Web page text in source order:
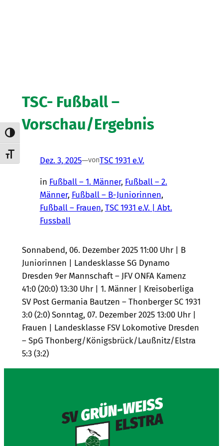
Umschalten auf hohe Kontraste
Schrift vergrößern
TSC- Fußball –
Vorschau/Ergebnis
Dez. 3, 2025—vonTSC 1931 e.V.
in Fußball – 1. Männer, Fußball – 2.
Männer, Fußball – B-Juniorinnen ,
Fußball – Frauen, TSC 1931 e.V. | Abt.
Fussball
Sonnabend, 06. Dezember 2025 11:00 Uhr | B
Juniorinnen | Landesklasse SG Dynamo
Dresden 9er Mannschaft – JFV ONFA Kamenz
41:0 (20:0) 13:30 Uhr | 1. Männer | Kreisoberliga
SV Post Germania Bautzen – Thonberger SC 1931
3:0 (2:0) Sonntag, 07. Dezember 2025 13:00 Uhr |
Frauen | Landesklasse FSV Lokomotive Dresden
– SpG Thonberg/Königsbrück/Laußnitz/Elstra
5:3 (3:2)